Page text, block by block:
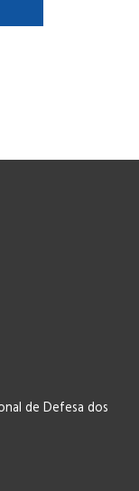
de Defesa dos